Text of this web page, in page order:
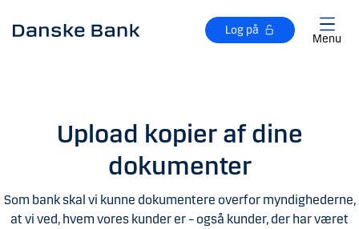
Log på
Menu
Upload kopier af dine
dokumenter
Som bank skal vi kunne dokumentere overfor myndighederne,
at vi ved, hvem vores kunder er – også kunder, der har været